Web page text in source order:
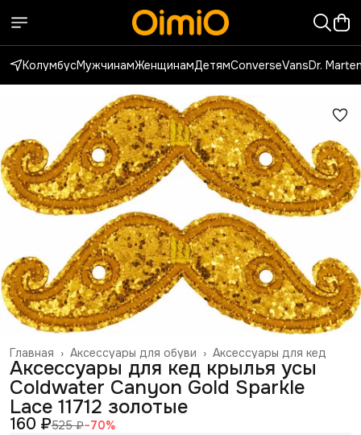
КолумбусМужчинамЖенщинамДетямConverseVansDr.
Аксессуары для кед
Аксессуары для обуви ›
Главная ›
Аксессуары для кед крылья усы
Coldwater Canyon Gold Sparkle
Lace 11712 золотые
160 ₽525 ₽−70%